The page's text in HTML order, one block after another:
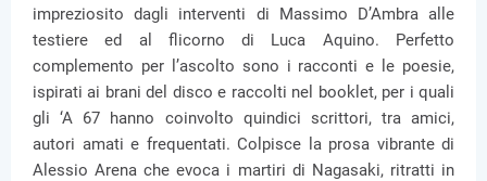
impreziosito dagli interventi di Massimo D’Ambra alle
testiere ed al flicorno di Luca Aquino. Perfetto
complemento per l’ascolto sono i racconti e le poesie,
ispirati ai brani del disco e raccolti nel booklet, per i quali
gli ‘A 67 hanno coinvolto quindici scrittori, tra amici,
autori amati e frequentati. Colpisce la prosa vibrante di
Alessio Arena che evoca i martiri di Nagasaki, ritratti in